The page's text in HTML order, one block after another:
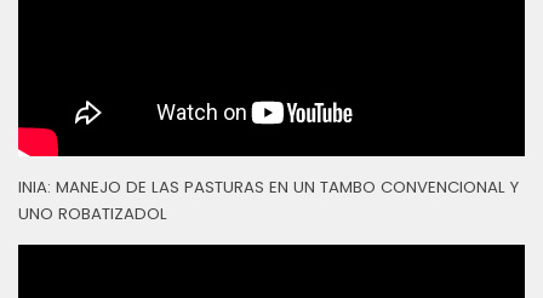
INIA: MANEJO DE LAS PASTURAS EN UN TAMBO CONVENCIONAL Y
UNO ROBATIZADOL